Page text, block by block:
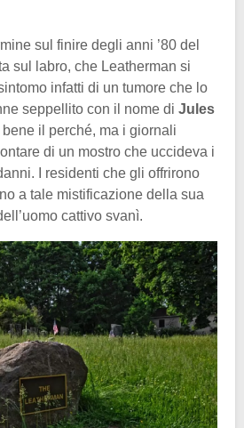
sul finire degli anni ’80 del
sul labro, che Leatherman si
infatti di un tumore che lo
seppellito con il nome di Jules
bene il perché, ma i giornali
di un mostro che uccideva i
I residenti che gli offrirono
a tale mistificazione della sua
cattivo svanì.